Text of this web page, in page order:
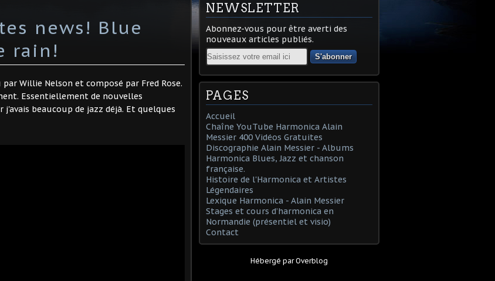
news! Blue
rain!
Willie Nelson et composé par Fred Rose.
Essentiellement de nouvelles
beaucoup de jazz déjà. Et quelques
NEWSLETTER
Abonnez-vous pour être averti des
nouveaux articles publiés.
Email
PAGES
Accueil
Chaîne YouTube Harmonica Alain
Messier 400 Vidéos Gratuites
Discographie Alain Messier - Albums
Harmonica Blues, Jazz et chanson
française.
Histoire de l'Harmonica et Artistes
Légendaires
Lexique Harmonica - Alain Messier
Stages et cours d’harmonica en
Normandie (présentiel et visio)
Contact
Hébergé parOverblog